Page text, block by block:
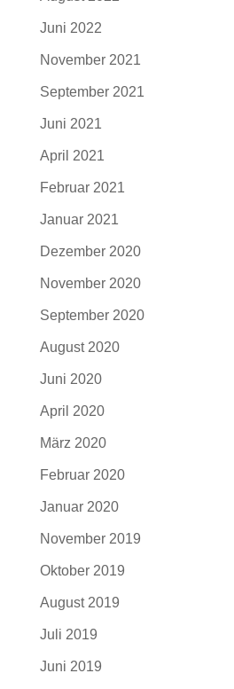
Juni 2022
November 2021
September 2021
Juni 2021
April 2021
Februar 2021
Januar 2021
Dezember 2020
November 2020
September 2020
August 2020
Juni 2020
April 2020
März 2020
Februar 2020
Januar 2020
November 2019
Oktober 2019
August 2019
Juli 2019
Juni 2019